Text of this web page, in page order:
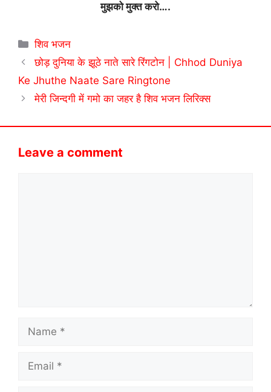
मुझको मुक्त करो….
Categories
शिव भजन
छोड़ दुनिया के झूठे नाते सारे रिंगटोन | Chhod Duniya
Ke Jhuthe Naate Sare Ringtone
मेरी जिन्दगी में गमो का जहर है शिव भजन लिरिक्स
Leave a comment
Name
Email